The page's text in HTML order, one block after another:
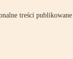
treści publikowane